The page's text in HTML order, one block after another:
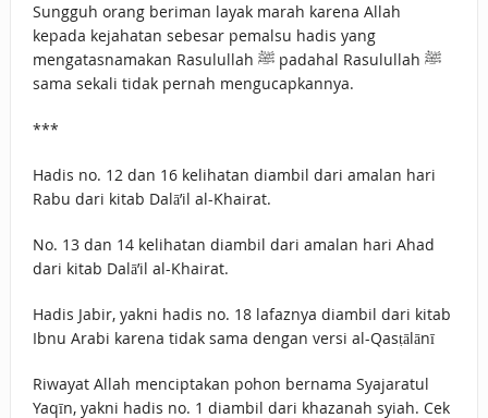
Sungguh orang beriman layak marah karena Allah
kepada kejahatan sebesar pemalsu hadis yang
mengatasnamakan Rasulullah ﷺ padahal Rasulullah ﷺ
sama sekali tidak pernah mengucapkannya.
***
Hadis no. 12 dan 16 kelihatan diambil dari amalan hari
Rabu dari kitab Dalā’il al-Khairat.
No. 13 dan 14 kelihatan diambil dari amalan hari Ahad
dari kitab Dalā’il al-Khairat.
Hadis Jabir, yakni hadis no. 18 lafaznya diambil dari kitab
Ibnu Arabi karena tidak sama dengan versi al-Qasṭālānī
Riwayat Allah menciptakan pohon bernama Syajaratul
Yaqīn, yakni hadis no. 1 diambil dari khazanah syiah. Cek